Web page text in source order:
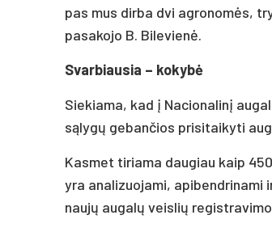
pas mus dirba dvi agronomės,
pasakojo B. Bilevienė.
Svarbiausia – kokybė
Siekiama, kad į Nacionalinį
sąlygų gebančios prisitaikyti
Kasmet tiriama daugiau kaip
yra analizuojami, apibendrinami
naujų augalų veislių